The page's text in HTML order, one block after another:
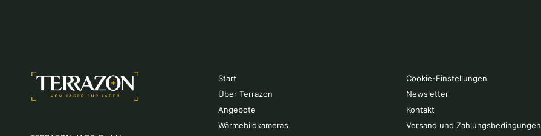
Start
Über Terrazon
Angebote
Wärmebildkameras
Cookie-Einstellungen
Newsletter
Kontakt
Versand und Zahlungsbedingungen